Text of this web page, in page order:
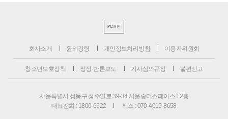
PC버전
회사소개 윤리강령 개인정보처리방침 이용자위원회
청소년보호정책 정정·반론보도 기사심의규정 불편신고
서울특별시 성동구 성수일로 39-34 서울숲더스페이스 12층
대표전화 : 1800-6522
팩스 : 070-4015-8658